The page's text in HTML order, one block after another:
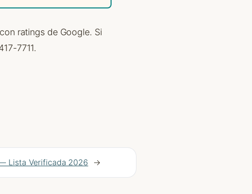
ratings de Google. Si
7711.
Lista Verificada 2026 →